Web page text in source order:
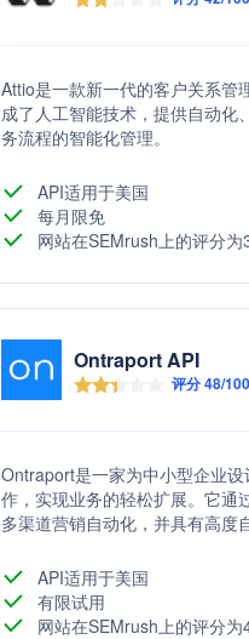
Attio是一款新一代的客户关系管
成了人工智能技术，提供自动化
务流程的智能化管理。
API适用于美国
每月限免
网站在SEMrush上的评分为
Ontraport API
评分 48/100
Ontraport是一家为中小型企业
作，实现业务的轻松扩展。它通
多渠道营销自动化，并具有高度
API适用于美国
有限试用
网站在SEMrush上的评分为